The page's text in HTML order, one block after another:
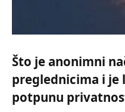
Što je anonimni
preglednicima i je
potpunu